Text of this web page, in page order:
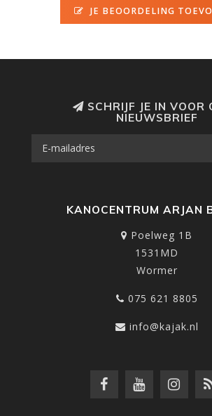
JE BEOORDELING
SCHRIJF JE IN VOOR
NIEUWSBRIEF
KANOCENTRUM ARJAN
Poelweg 1B
1531MD
Wormer
075 621 8805
info@kajak.nl